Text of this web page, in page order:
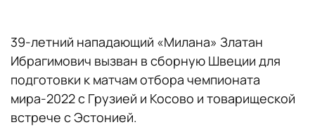
39-летний нападающий «Милана» Златан
Ибрагимович вызван в сборную Швеции для
подготовки к матчам отбора чемпионата
мира-2022 с Грузией и Косово и товарищеской
встрече с Эстонией.